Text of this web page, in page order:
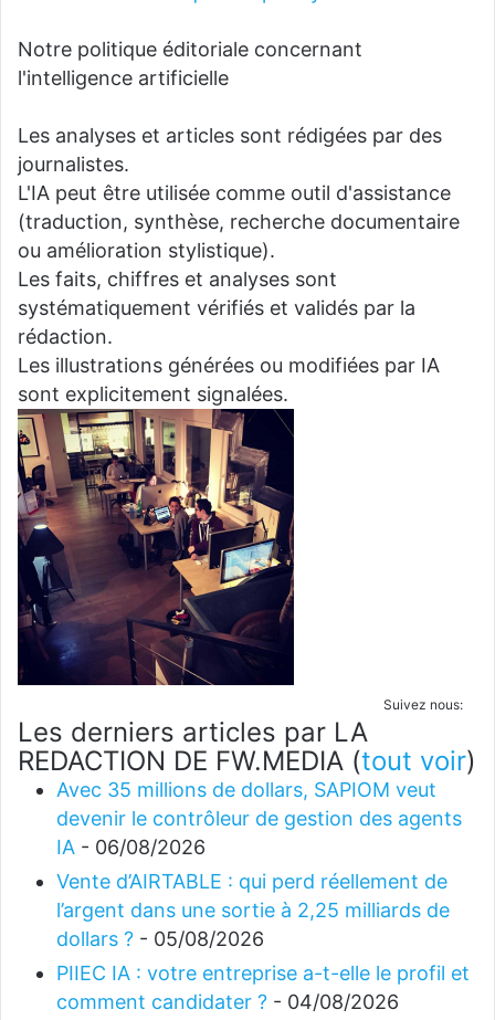
Notre politique éditoriale concernant
l'intelligence artificielle
Les analyses et articles sont rédigées par des
journalistes.
L'IA peut être utilisée comme outil d'assistance
(traduction, synthèse, recherche documentaire
ou amélioration stylistique).
Les faits, chiffres et analyses sont
systématiquement vérifiés et validés par la
rédaction.
Les illustrations générées ou modifiées par IA
sont explicitement signalées.
Suivez nous:
Les derniers articles par LA
REDACTION DE FW.MEDIA (tout voir)
Avec 35 millions de dollars, SAPIOM veut
devenir le contrôleur de gestion des agents
IA - 06/08/2026
Vente d’AIRTABLE : qui perd réellement de
l’argent dans une sortie à 2,25 milliards de
dollars ? - 05/08/2026
PIIEC IA : votre entreprise a-t-elle le profil et
comment candidater ? - 04/08/2026